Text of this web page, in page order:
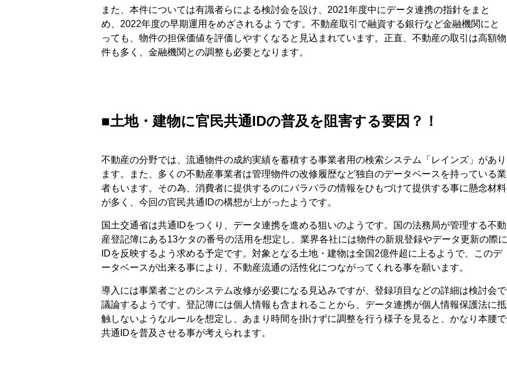
また、本件については有識者らによる検討会を設け、2021年度中にデータ連携の指針をまと
め、2022年度の早期運用をめざされるようです。不動産取引で融資する銀行など金融機関にと
っても、物件の担保価値を評価しやすくなると見込まれています。正直、不動産の取引は高額物
件も多く、金融機関との調整も必要となります。
■土地・建物に官民共通IDの普及を阻害する要因？！
不動産の分野では、流通物件の成約実績を蓄積する事業者用の検索システム「レインズ」があり
ます。また、多くの不動産事業者は管理物件の改修履歴など独自のデータベースを持っている業
者もいます。その為、消費者に提供するのにバラバラの情報をひもづけて提供する事に懸念材料
が多く、今回の官民共通IDの構想が上がったようです。
国土交通省は共通IDをつくり、データ連携を進める狙いのようです。国の法務局が管理する不動
産登記簿にある13ケタの番号の活用を想定し、業界各社には物件の新規登録やデータ更新の際に
IDを反映するよう求める予定です。対象となる土地・建物は全国2億件超に上るようで、このデ
ータベースが出来る事により、不動産流通の活性化につながってくれる事を願います。
導入には事業者ごとのシステム改修が必要になる見込みですが、登録項目などの詳細は検討会で
議論するようです。登記簿には個人情報も含まれることから、データ連携が個人情報保護法に抵
触しないようなルールを想定し、あまり時間を掛けずに調整を行う様子を見ると、かなり本腰で
共通IDを普及させる事が考えられます。